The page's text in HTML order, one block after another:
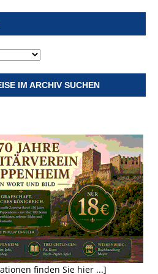
IM ARCHIV SUCHEN
finden Sie hier ...]